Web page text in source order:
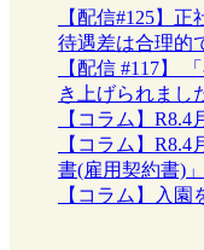
【配信#125】
待遇差は合理的
【配信 #117】
き上げられま
【コラム】
【コラム】
書(雇用契約書)
【コラム】入